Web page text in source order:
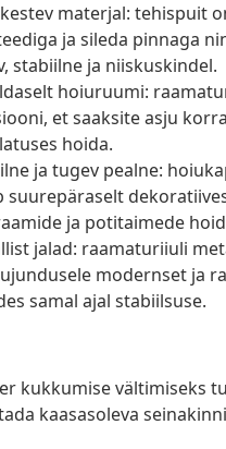
materjal: tehispuit
ja sileda pinnaga
stabiilne ja niiskuskindel.
hoiuruumi:
et saaksite asju
hoida.
ja tugev pealne:
suurepäraselt
ja potitaimede
jalad: raamaturiiuli
modernset ja
samal ajal stabiilsuse.
kukkumise vältimiseks
kaasasoleva